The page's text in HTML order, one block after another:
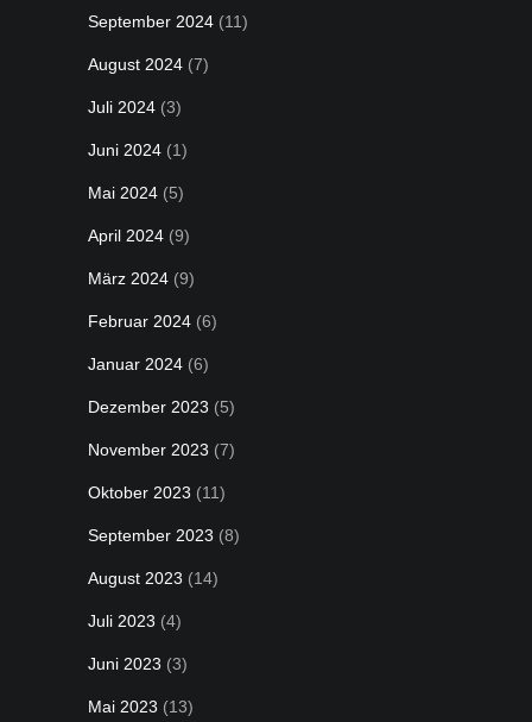
September 2024 (11)
August 2024 (7)
Juli 2024 (3)
Juni 2024 (1)
Mai 2024 (5)
April 2024 (9)
März 2024 (9)
Februar 2024 (6)
Januar 2024 (6)
Dezember 2023 (5)
November 2023 (7)
Oktober 2023 (11)
September 2023 (8)
August 2023 (14)
Juli 2023 (4)
Juni 2023 (3)
Mai 2023 (13)